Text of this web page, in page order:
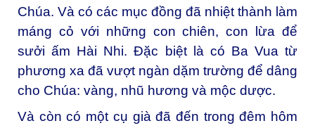
Chúa. Và có các mục đồng đã nhiệt thành làm
máng cỏ với những con chiên, con lừa để
sưởi ấm Hài Nhi. Đặc biệt là có Ba Vua từ
phương xa đã vượt ngàn dặm trường để dâng
cho Chúa: vàng, nhũ hương và mộc dược.
Và còn có một cụ già đã đến trong đêm hôm